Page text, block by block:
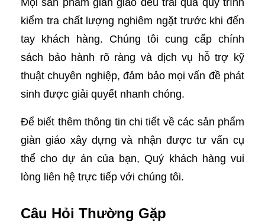
kiểm tra chất lượng nghiêm ngặt trước khi đến
tay khách hàng. Chúng tôi cung cấp chính
sách bảo hành rõ ràng và dịch vụ hỗ trợ kỹ
thuật chuyên nghiệp, đảm bảo mọi vấn đề phát
sinh được giải quyết nhanh chóng.
Để biết thêm thông tin chi tiết về các sản phẩm
giàn giáo xây dựng và nhận được tư vấn cụ
thể cho dự án của bạn, Quý khách hàng vui
lòng liên hệ trực tiếp với chúng tôi.
Câu Hỏi Thường Gặp